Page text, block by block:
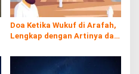
Doa Ketika Wukuf di Arafah,
Lengkap dengan Artinya dan